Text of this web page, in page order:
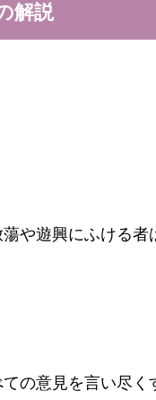
解説
や遊興にふける
の意見を言い尽く